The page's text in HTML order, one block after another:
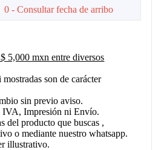
0 - Consultar fecha de arribo
5,000 mxn entre diversos
son de carácter
sin previo aviso.
IVA, Impresión ni Envío.
del producto que buscas ,
o mediante nuestro whatsapp.
illustrativo.